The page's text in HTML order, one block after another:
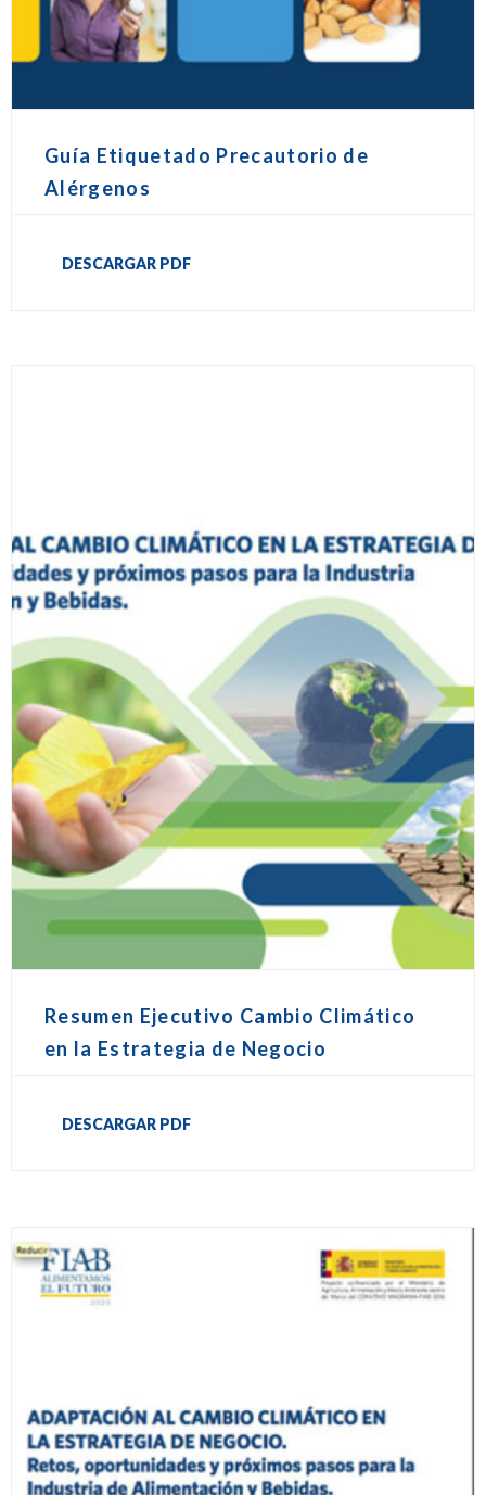
Guía Etiquetado Precautorio de
Alérgenos
DESCARGAR PDF
Resumen Ejecutivo Cambio Climático
en la Estrategia de Negocio
DESCARGAR PDF